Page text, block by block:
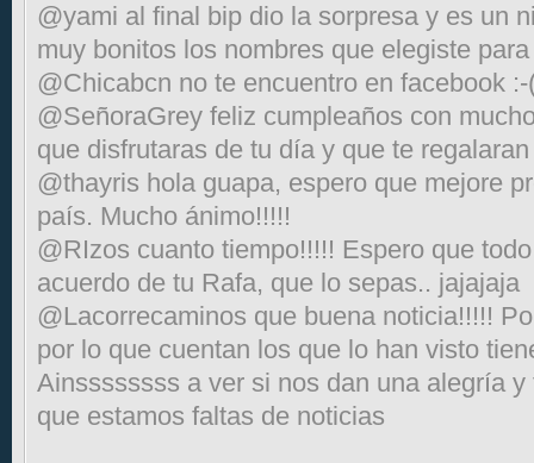
@yami al final bip dio la sorpresa y es un
muy bonitos los nombres que elegiste
@Chicabcn no te encuentro en facebook :-
@SeñoraGrey feliz cumpleaños con
que disfrutaras de tu día y que te
@thayris hola guapa, espero que mejore
país. Mucho ánimo!!!!!
@RIzos cuanto tiempo!!!!! Espero que
acuerdo de tu Rafa, que lo sepas.. jajajaja
@Lacorrecaminos que buena noticia!!!!!
por lo que cuentan los que lo han visto
Ainssssssss a ver si nos dan una alegría
que estamos faltas de noticias